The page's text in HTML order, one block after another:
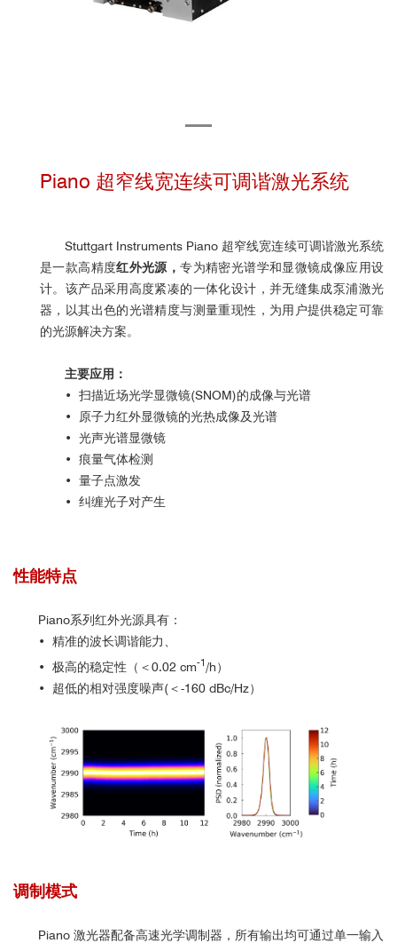
Piano 超窄线宽连续可调谐激光系统
Stuttgart Instruments Piano 超窄线宽连续可调谐激光系统
是一款高精度红外光源，专为精密光谱学和显微镜成像应用设
计。该产品采用高度紧凑的一体化设计，并无缝集成泵浦激光
器，以其出色的光谱精度与测量重现性，为用户提供稳定可靠
的光源解决方案。
主要应用：
• 扫描近场光学显微镜(SNOM)的成像与光谱
• 原子力红外显微镜的光热成像及光谱
• 光声光谱显微镜
• 痕量气体检测
• 量子点激发
• 纠缠光子对产生
性能特点
Piano系列红外光源具有：
• 精准的波长调谐能力、
• 极高的稳定性（＜0.02 cm-1 /h）
• 超低的相对强度噪声(＜-160 dBc/Hz）
调制模式
Piano 激光器配备高速光学调制器，所有输出均可通过单一输入